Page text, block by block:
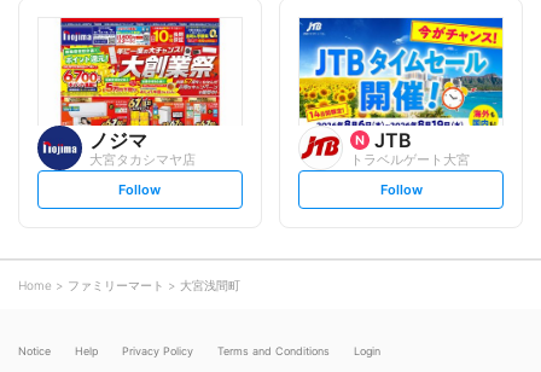
l
o
w
l
w
ノジマ
大宮タカシマヤ店
s
l
o
Follow
JTB
トラベルゲート大宮
s
l
Follow
Home ファミリーマート 大宮浅間町
Notice Help Privacy Policy Terms and Conditions Login